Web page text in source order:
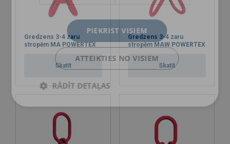
Gredzens 3-4 zaru
stropēm MA POWERTEX
Skatīt
Gredzens 3-4 zaru
stropēm MAW POWERTEX
Skatīt
PIEKRIST VISIEM
ATTEIKTIES NO VISIEM
RĀDĪT DETAĻAS